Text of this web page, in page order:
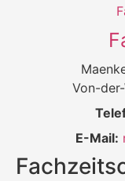
Von-
E-Mail: